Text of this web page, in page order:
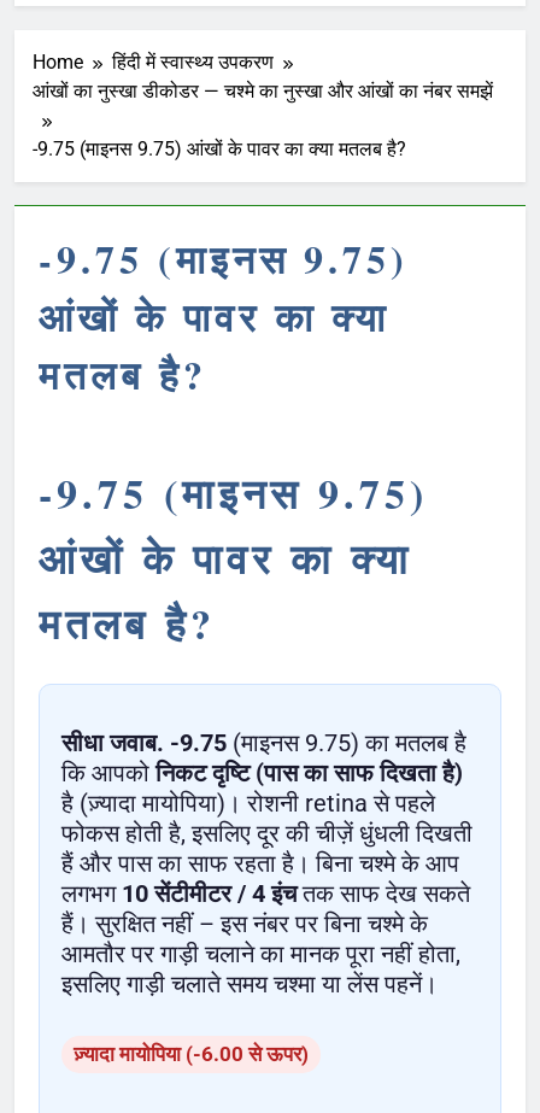
Home
हिंदी में स्वास्थ्य उपकरण
आंखों का नुस्खा डीकोडर — चश्मे का नुस्खा और आंखों का नंबर समझें
-9.75 (माइनस 9.75) आंखों के पावर का क्या मतलब है?
-9.75 (माइनस 9.75)
आंखों के पावर का क्या
मतलब है?
-9.75 (माइनस 9.75)
आंखों के पावर का क्या
मतलब है?
सीधा जवाब. -9.75 (माइनस 9.75) का मतलब है
कि आपकोनिकट दृष्टि (पास का साफ दिखता है)
है (ज़्यादा मायोपिया)। रोशनी retina से पहले
फोकस होती है, इसलिए दूर की चीज़ें धुंधली दिखती
हैं और पास का साफ रहता है। बिना चश्मे के आप
लगभग 10 सेंटीमीटर / 4 इंचतक साफ देख सकते
हैं। सुरक्षित नहीं – इस नंबर पर बिना चश्मे के
आमतौर पर गाड़ी चलाने का मानक पूरा नहीं होता,
इसलिए गाड़ी चलाते समय चश्मा या लेंस पहनें।
ज़्यादा मायोपिया (-6.00 से ऊपर)